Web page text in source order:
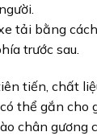
tải bằng
trước sau.
tiến, chất
thể gắn cho
chân gương